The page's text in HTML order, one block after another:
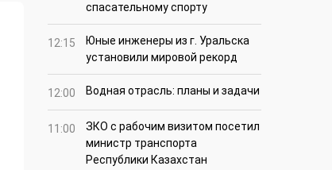
спасательному спорту
12:15
Юные инженеры из г. Уральска
установили мировой рекорд
12:00 Водная отрасль: планы и задачи
11:00
ЗКО с рабочим визитом посетил
министр транспорта
Республики Казахстан